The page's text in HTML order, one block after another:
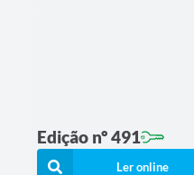
Edição nº 491
Ler online